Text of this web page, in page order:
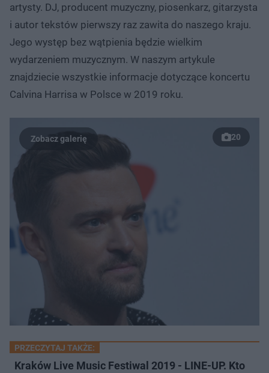
artysty. DJ, producent muzyczny, piosenkarz, gitarzysta
i autor tekstów pierwszy raz zawita do naszego kraju.
Jego występ bez wątpienia będzie wielkim
wydarzeniem muzycznym. W naszym artykule
znajdziecie wszystkie informacje dotyczące koncertu
Calvina Harrisa w Polsce w 2019 roku.
20
PRZECZYTAJ TAKŻE:
Kraków Live Music Festiwal 2019 - LINE-UP. Kto